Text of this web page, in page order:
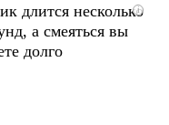
i
длится несколько
а смеяться вы
долго